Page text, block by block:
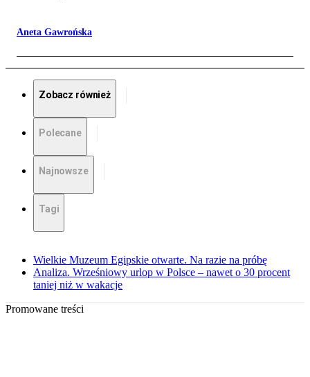
Aneta Gawrońska
Zobacz również
Polecane
Najnowsze
Tagi
Wielkie Muzeum Egipskie otwarte. Na razie na próbę
Analiza. Wrześniowy urlop w Polsce – nawet o 30 procent
taniej niż w wakacje
Promowane treści